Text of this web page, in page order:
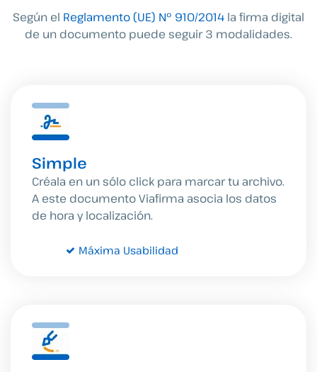
Según el Reglamento (UE) Nº 910/2014 la firma digital
de un documento puede seguir 3 modalidades.
Simple
Créala en un sólo click para marcar tu archivo.
A este documento Viafirma asocia los datos
de hora y localización.
Máxima Usabilidad